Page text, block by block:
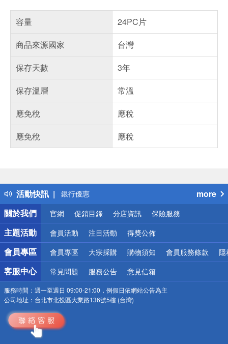
容量
24PC片
商品來源國家
台灣
保存天數
3年
保存溫層
常溫
應免稅
應稅
應免稅
應稅
活動快訊
偏遠地區配送
熱門話題
銀行優惠
偏遠地區配送
詐騙網頁！請小心！
more
關於我們
官網 促銷目錄 分店資訊 保險服務
主題活動 會員活動 注目活動 得獎公佈
會員專區 會員專區 大宗採購 購物須知 會員服務條款 隱
客服中心 常見問題 服務公告 意見信箱
服務時間： 週一至週日 09:00-21:00，例假日依網站公告為主
公司地址： 台北市北投區大業路136號5樓 (台灣)